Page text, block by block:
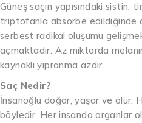
Güneş saçın yapısındaki sistin,
triptofanla absorbe edildiğinde
serbest radikal oluşumu
açmaktadır. Az miktarda
kaynaklı yıpranma azdır.
Saç Nedir?
İnsanoğlu doğar, yaşar ve ölür.
böyledir. Her insanda organlar